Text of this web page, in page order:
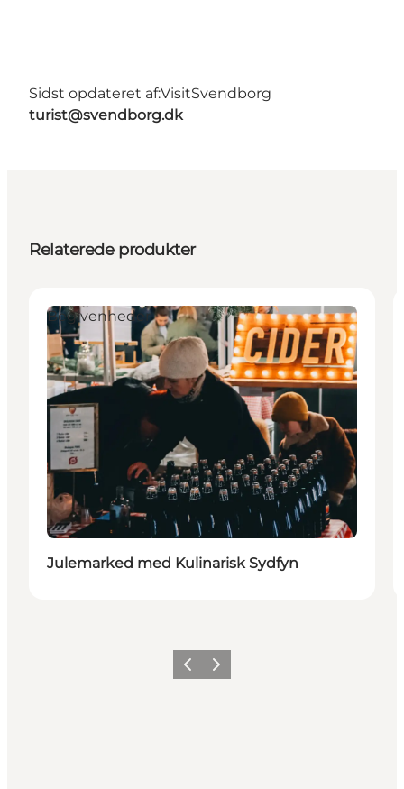
Sidst opdateret af:VisitSvendborg
turist@svendborg.dk
Relaterede produkter
Begivenheder
Julemarked med Kulinarisk Sydfyn
ForrigeNæste